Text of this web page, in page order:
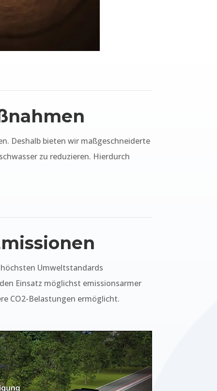
Deshalb bieten wir maßgeschneiderte
zu reduzieren. Hierdurch
Umweltstandards
Einsatz möglichst emissionsarmer
CO2-Belastungen ermöglicht.